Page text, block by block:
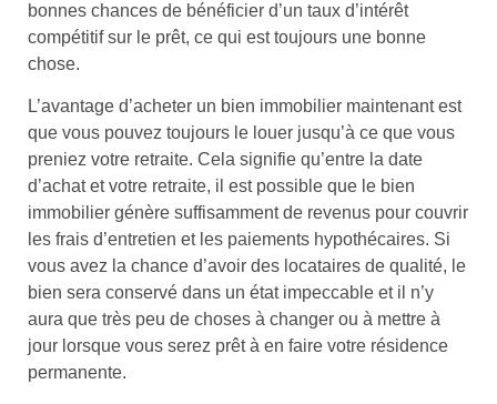
bonnes chances de bénéficier d’un taux d’intérêt
compétitif sur le prêt, ce qui est toujours une bonne
chose.
L’avantage d’acheter un bien immobilier maintenant est
que vous pouvez toujours le louer jusqu’à ce que vous
preniez votre retraite. Cela signifie qu’entre la date
d’achat et votre retraite, il est possible que le bien
immobilier génère suffisamment de revenus pour couvrir
les frais d’entretien et les paiements hypothécaires. Si
vous avez la chance d’avoir des locataires de qualité, le
bien sera conservé dans un état impeccable et il n’y
aura que très peu de choses à changer ou à mettre à
jour lorsque vous serez prêt à en faire votre résidence
permanente.